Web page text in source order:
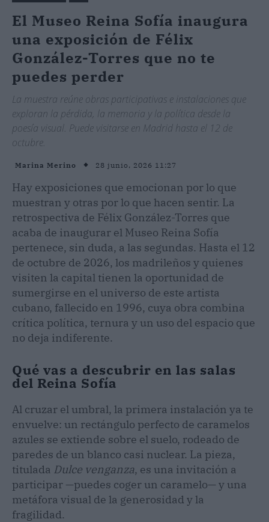
El Museo Reina Sofía inaugura
una exposición de Félix
González-Torres que no te
puedes perder
La muestra reúne obras participativas e instalaciones que
exploran la pérdida, la memoria y la política desde la
poesía visual. Puede visitarse en Madrid hasta el 12 de
octubre.
Marina Merino 28 junio, 2026 11:27
Hay exposiciones que emocionan por lo que
muestran y otras por lo que hacen sentir. La
retrospectiva de Félix González-Torres que
acaba de inaugurar el Museo Reina Sofía
pertenece, sin duda, a las segundas. Hasta el 12
de octubre de 2026, los madrileños y quienes
visiten la capital tienen la oportunidad de
sumergirse en el universo de este artista
cubano, fallecido en 1996, cuya obra combina
crítica política, ternura y un uso del espacio que
no deja indiferente.
Qué vas a descubrir en las salas
del Reina Sofía
Al cruzar el umbral, la primera instalación ya te
envuelve: un rectángulo perfecto de caramelos
azules se extiende sobre el suelo, rodeado de
paredes de un blanco casi nuclear. La pieza,
titulada Dulce venganza, es una invitación a
participar —puedes coger un caramelo— y una
metáfora visual de la generosidad y la
fragilidad.